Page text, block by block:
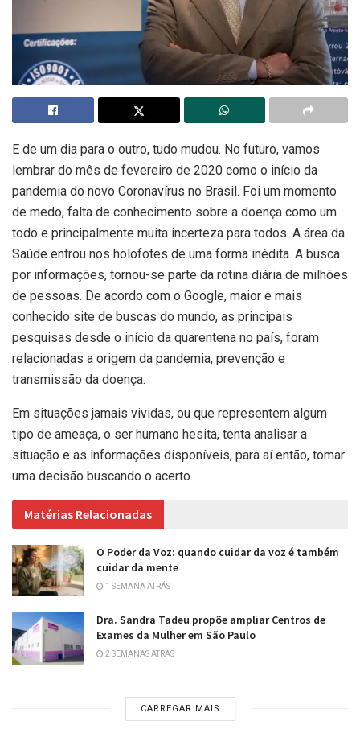
E de um dia para o outro, tudo mudou. No futuro, vamos
lembrar do mês de fevereiro de 2020 como o início da
pandemia do novo Coronavírus no Brasil. Foi um momento
de medo, falta de conhecimento sobre a doença como um
todo e principalmente muita incerteza para todos. A área da
Saúde entrou nos holofotes de uma forma inédita. A busca
por informações, tornou-se parte da rotina diária de milhões
de pessoas. De acordo com o Google, maior e mais
conhecido site de buscas do mundo, as principais
pesquisas desde o início da quarentena no país, foram
relacionadas a origem da pandemia, prevenção e
transmissão da doença.
Em situações jamais vividas, ou que representem algum
tipo de ameaça, o ser humano hesita, tenta analisar a
situação e as informações disponíveis, para aí então, tomar
uma decisão buscando o acerto.
Matérias Relacionadas
O Poder da Voz: quando cuidar da voz é também
cuidar da mente
1 SEMANA ATRÁS
Dra. Sandra Tadeu propõe ampliar Centros de
Exames da Mulher em São Paulo
2 SEMANAS ATRÁS
CARREGAR MAIS